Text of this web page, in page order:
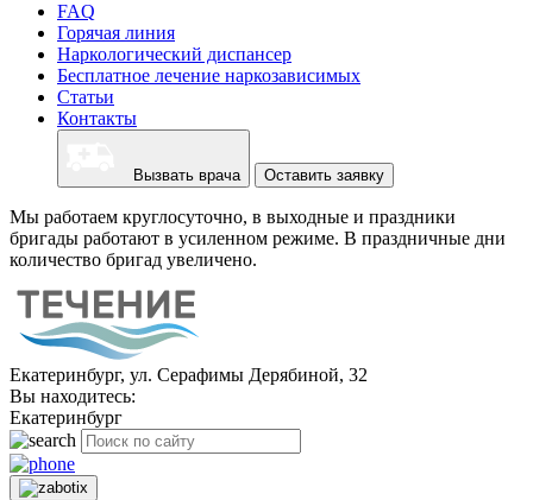
FAQ
Горячая линия
Наркологический диспансер
Бесплатное лечение наркозависимых
Статьи
Контакты
Вызвать врача Оставить заявку
Мы работаем круглосуточно, в выходные и праздники
бригады работают в усиленном режиме. В праздничные дни
количество бригад увеличено.
Екатеринбург, ул. Серафимы Дерябиной, 32
Вы находитесь:
Екатеринбург